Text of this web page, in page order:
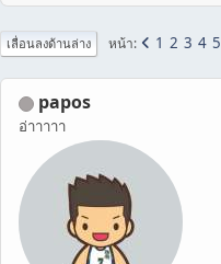
เลื่อนลงด้านล่าง หน้า 1 2 3 4 5
papos
อ่าาาาา